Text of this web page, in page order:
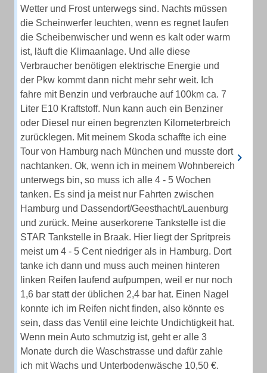
Wetter und Frost unterwegs sind. Nachts müssen
die Scheinwerfer leuchten, wenn es regnet laufen
die Scheibenwischer und wenn es kalt oder warm
ist, läuft die Klimaanlage. Und alle diese
Verbraucher benötigen elektrische Energie und
der Pkw kommt dann nicht mehr sehr weit. Ich
fahre mit Benzin und verbrauche auf 100km ca. 7
Liter E10 Kraftstoff. Nun kann auch ein Benziner
oder Diesel nur einen begrenzten Kilometerbreich
zurücklegen. Mit meinem Skoda schaffte ich eine
Tour von Hamburg nach München und musste dort
nachtanken. Ok, wenn ich in meinem Wohnbereich
unterwegs bin, so muss ich alle 4 - 5 Wochen
tanken. Es sind ja meist nur Fahrten zwischen
Hamburg und Dassendorf/Geesthacht/Lauenburg
und zurück. Meine auserkorene Tankstelle ist die
STAR Tankstelle in Braak. Hier liegt der Spritpreis
meist um 4 - 5 Cent niedriger als in Hamburg. Dort
tanke ich dann und muss auch meinen hinteren
linken Reifen laufend aufpumpen, weil er nur noch
1,6 bar statt der üblichen 2,4 bar hat. Einen Nagel
konnte ich im Reifen nicht finden, also könnte es
sein, dass das Ventil eine leichte Undichtigkeit hat.
Wenn mein Auto schmutzig ist, geht er alle 3
Monate durch die Waschstrasse und dafür zahle
ich mit Wachs und Unterbodenwäsche 10,50 €.